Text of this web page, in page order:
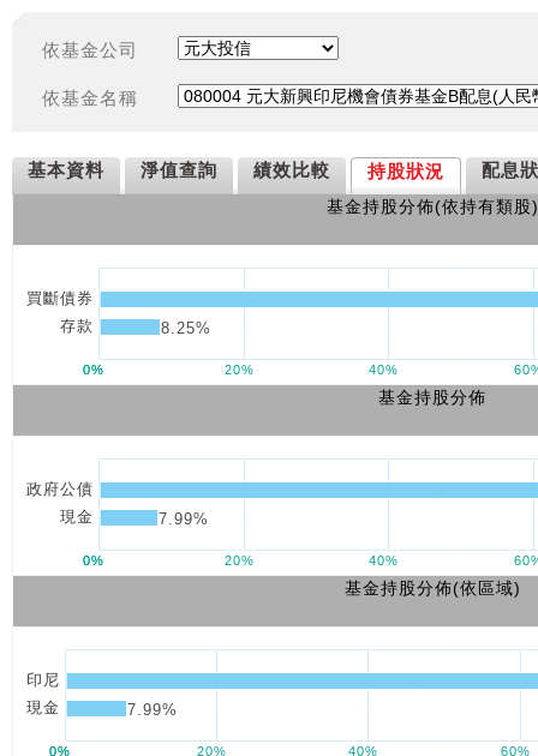
依基金公司
依基金名稱
基本資料 淨值查詢 績效比較 持股狀況 配息
基金持股分佈(依持有類股)
基金持股分佈
基金持股分佈(依區域)